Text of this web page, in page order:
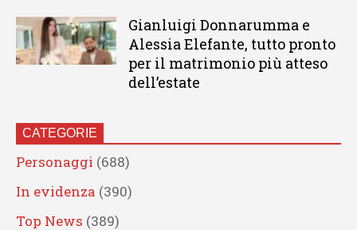
Gianluigi Donnarumma e
Alessia Elefante, tutto pronto
per il matrimonio più atteso
dell’estate
CATEGORIE
Personaggi (688)
In evidenza (390)
Top News (389)